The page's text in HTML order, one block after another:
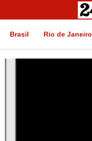
Brasil Rio de Janeiro